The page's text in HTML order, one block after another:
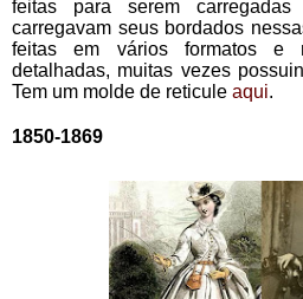
feitas para serem
carregavam seus bordados
feitas em vários formatos e
detalhadas, muitas vezes
Tem um molde de reticule aqui.
1850-1869